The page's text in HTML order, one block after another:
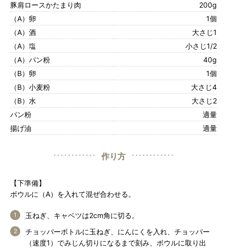
豚肩ロースかたまり肉
200g
（A）卵
1個
（A）酒
大さじ1
（A）塩
小さじ1/2
（A）パン粉
40g
（B）卵
1個
（B）小麦粉
大さじ4
（B）水
大さじ2
パン粉
適量
揚げ油
適量
作り方
【下準備】
ボウルに（A）を入れて混ぜ合わせる。
玉ねぎ、キャベツは2cm角に切る。
チョッパーボトルに玉ねぎ、にんにくを入れ、チョッパー
（速度1）でみじん切りになるまで刻み、ボウルに取り出